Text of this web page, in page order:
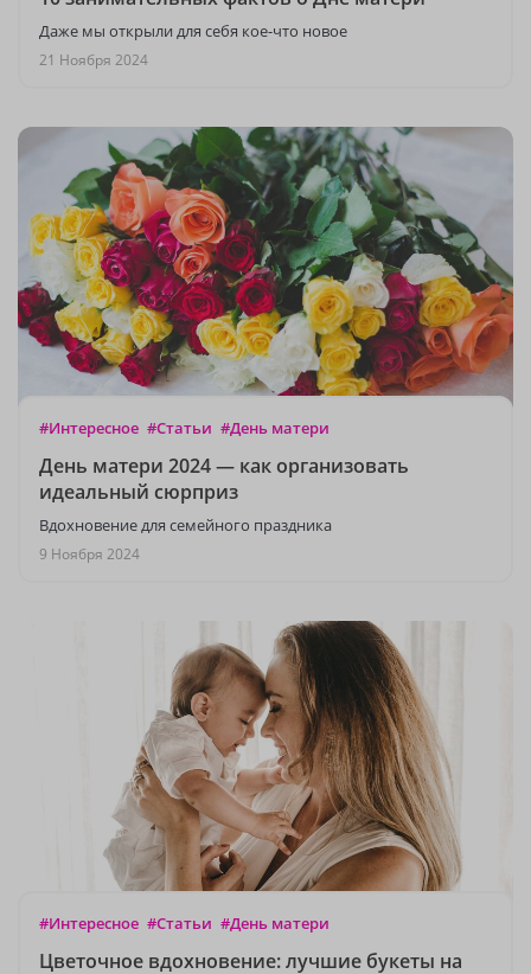
Даже мы открыли для себя кое-что новое
21 Ноября 2024
#Интересное #Статьи #День матери
День матери 2024 — как организовать
идеальный сюрприз
Вдохновение для семейного праздника
9 Ноября 2024
#Интересное #Статьи #День матери
Цветочное вдохновение: лучшие букеты на